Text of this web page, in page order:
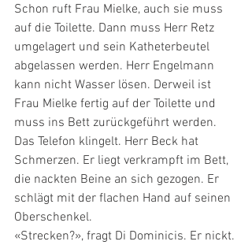
Schon ruft Frau Mielke, auch sie muss
auf die Toilette. Dann muss Herr Retz
umgelagert und sein Katheterbeutel
abgelassen werden. Herr Engelmann
kann nicht Wasser lösen. Derweil ist
Frau Mielke fertig auf der Toilette und
muss ins Bett zurückgeführt werden.
Das Telefon klingelt. Herr Beck hat
Schmerzen. Er liegt verkrampft im Bett,
die nackten Beine an sich gezogen. Er
schlägt mit der flachen Hand auf seinen
Oberschenkel.
«Strecken?», fragt Di Dominicis. Er nickt.